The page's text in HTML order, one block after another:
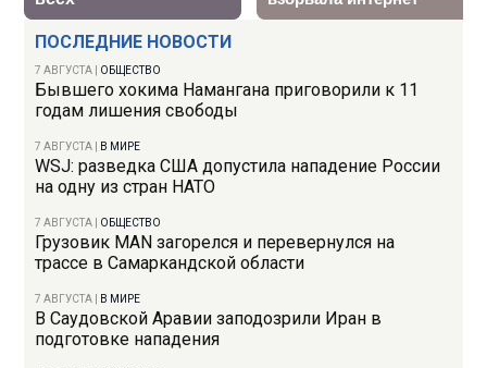
ПОСЛЕДНИЕ НОВОСТИ
7 АВГУСТА ОБЩЕСТВО
Бывшего хокима Намангана приговорили к 11
годам лишения свободы
7 АВГУСТА В МИРЕ
WSJ: разведка США допустила нападение России
на одну из стран НАТО
7 АВГУСТА ОБЩЕСТВО
Грузовик MAN загорелся и перевернулся на
трассе в Самаркандской области
7 АВГУСТА В МИРЕ
В Саудовской Аравии заподозрили Иран в
подготовке нападения